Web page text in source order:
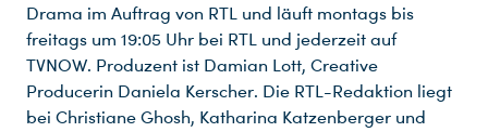
Drama im Auftrag von RTL und läuft montags bis
freitags um 19:05 Uhr bei RTL und jederzeit auf
TVNOW. Produzent ist Damian Lott, Creative
Producerin Daniela Kerscher. Die RTL-Redaktion liegt
bei Christiane Ghosh, Katharina Katzenberger und